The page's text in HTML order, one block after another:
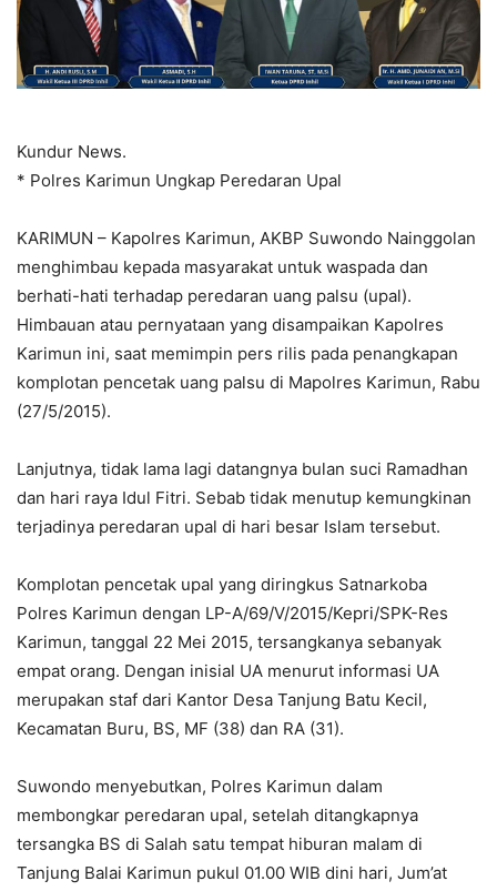
Kundur News.
* Polres Karimun Ungkap Peredaran Upal
KARIMUN – Kapolres Karimun, AKBP Suwondo Nainggolan
menghimbau kepada masyarakat untuk waspada dan
berhati-hati terhadap peredaran uang palsu (upal).
Himbauan atau pernyataan yang disampaikan Kapolres
Karimun ini, saat memimpin pers rilis pada penangkapan
komplotan pencetak uang palsu di Mapolres Karimun, Rabu
(27/5/2015).
Lanjutnya, tidak lama lagi datangnya bulan suci Ramadhan
dan hari raya Idul Fitri. Sebab tidak menutup kemungkinan
terjadinya peredaran upal di hari besar Islam tersebut.
Komplotan pencetak upal yang diringkus Satnarkoba
Polres Karimun dengan LP-A/69/V/2015/Kepri/SPK-Res
Karimun, tanggal 22 Mei 2015, tersangkanya sebanyak
empat orang. Dengan inisial UA menurut informasi UA
merupakan staf dari Kantor Desa Tanjung Batu Kecil,
Kecamatan Buru, BS, MF (38) dan RA (31).
Suwondo menyebutkan, Polres Karimun dalam
membongkar peredaran upal, setelah ditangkapnya
tersangka BS di Salah satu tempat hiburan malam di
Tanjung Balai Karimun pukul 01.00 WIB dini hari, Jum’at